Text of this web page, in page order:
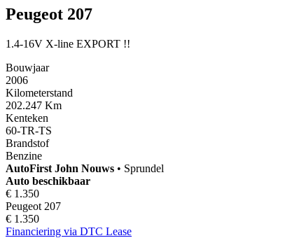
Peugeot 207
1.4-16V X-line EXPORT !!
Bouwjaar
2006
Kilometerstand
202.247 Km
Kenteken
60-TR-TS
Brandstof
Benzine
AutoFirst John Nouws • Sprundel
Auto beschikbaar
€ 1.350
Peugeot 207
€ 1.350
Financiering via DTC Lease